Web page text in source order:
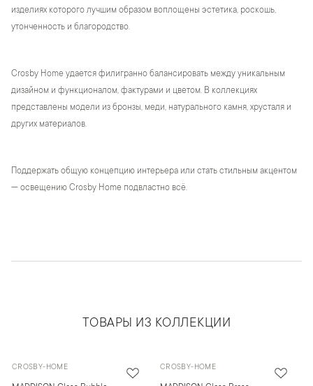
изделиях которого лучшим образом воплощены эстетика, роскошь,
утонченность и благородство.
Crosby Home удается филигранно балансировать между уникальным
дизайном и функционалом, фактурами и цветом. В коллекциях
представлены модели из бронзы, меди, натурального камня, хрусталя и
других материалов.
Поддержать общую концепцию интерьера или стать стильным акцентом
— освещению Crosby Home подвластно всё.
ТОВАРЫ ИЗ КОЛЛЕКЦИИ
CROSBY-HOME CROSBY-HOME